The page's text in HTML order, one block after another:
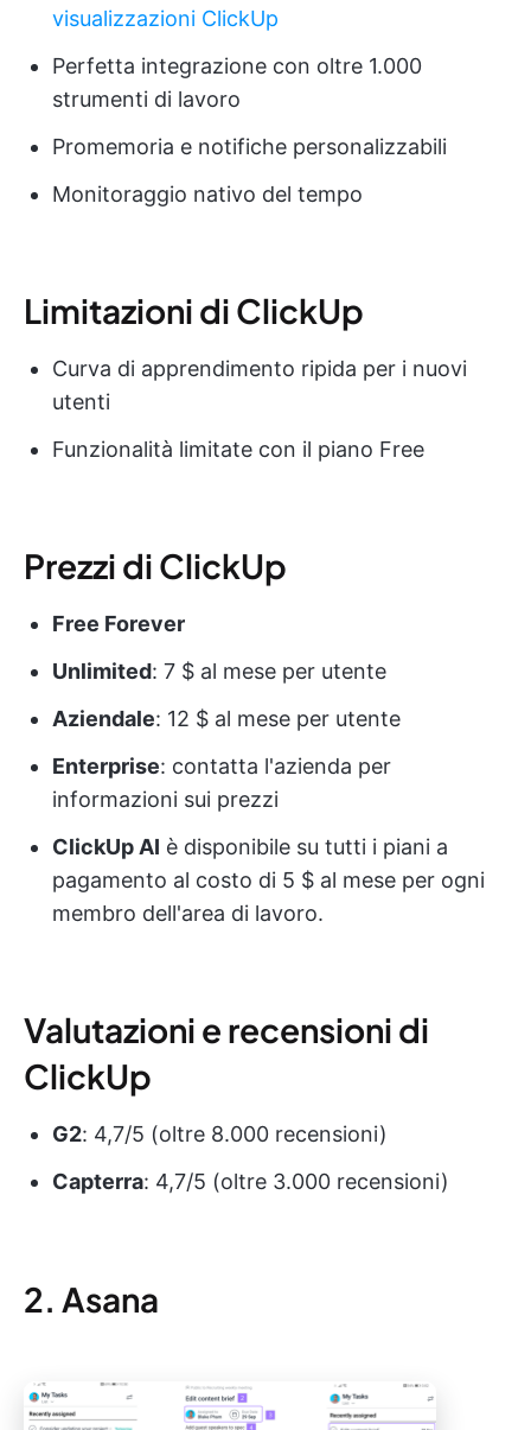
visualizzazioni ClickUp
Perfetta integrazione con oltre 1.000
strumenti di lavoro
Promemoria e notifiche personalizzabili
Monitoraggio nativo del tempo
Limitazioni di ClickUp
Curva di apprendimento ripida per i nuovi
utenti
Funzionalità limitate con il piano Free
Prezzi di ClickUp
Free Forever
Unlimited: 7 $ al mese per utente
Aziendale: 12 $ al mese per utente
Enterprise: contatta l'azienda per
informazioni sui prezzi
ClickUp AI è disponibile su tutti i piani a
pagamento al costo di 5 $ al mese per ogni
membro dell'area di lavoro.
Valutazioni e recensioni di
ClickUp
G2: 4,7/5 (oltre 8.000 recensioni)
Capterra: 4,7/5 (oltre 3.000 recensioni)
2. Asana